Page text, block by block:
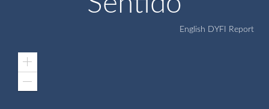
English DYFI Report
Zoom